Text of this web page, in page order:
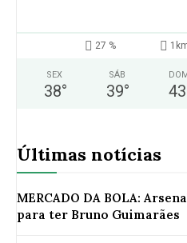
27 %
SEX
38°
SÁB
39° 43
Últimas notícias
MERCADO DA BOLA:
para ter Bruno Guimarães